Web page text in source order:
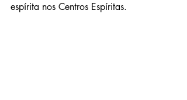
espírita nos Centros Espíritas.